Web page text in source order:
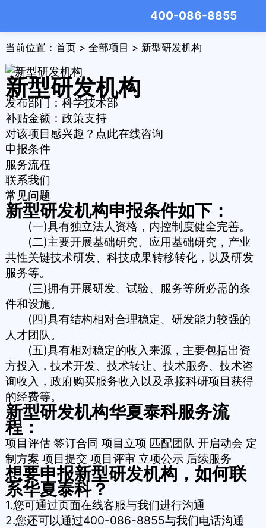
400-086-8855
当前位置： 首页> 全部项目 > 新型研发机构
新型研发机构
发布部门：科学技术部
补贴金额： 政策支持
对该项目感兴趣？点此在线咨询
申报条件
服务流程
联系我们
常见问题
新型研发机构申报条件如下：
(一)具有独立法人资格，内控制度健全完善。
(二)主要开展基础研究、应用基础研究，产业
共性关键技术研发、科技成果转移转化，以及研发
服务等。
(三)拥有开展研发、试验、服务等所必需的条
件和设施。
(四)具有结构相对合理稳定、研发能力较强的
人才团队。
(五)具有相对稳定的收入来源，主要包括出资
方投入，技术开发、技术转让、技术服务、技术咨
询收入，政府购买服务收入以及承接科研项目获得
的经费等。
新型研发机构华夏泰科服务流
程：
项目评估 签订合同 项目立项 匹配团队 开启动会 定
制方案 项目提交 项目评审 立项公示 后续服务
想要申报新型研发机构，如何联
系华夏泰科？
1.您可通过页面在线客服与我们进行沟通
2.您还可以通过400-086-8855与我们电话沟通